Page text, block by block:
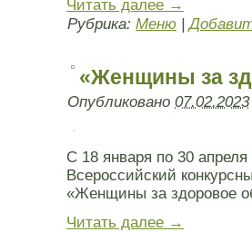
Читать далее →
Рубрика: Меню |
«Женщины за
Опубликовано 07.02.2023
С 18 января по 30
Всероссийский
«Женщины за здоровое
Читать далее →